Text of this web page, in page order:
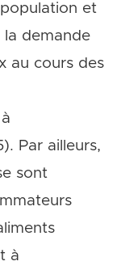
et
la demande
au cours des
Par ailleurs,
sont
à